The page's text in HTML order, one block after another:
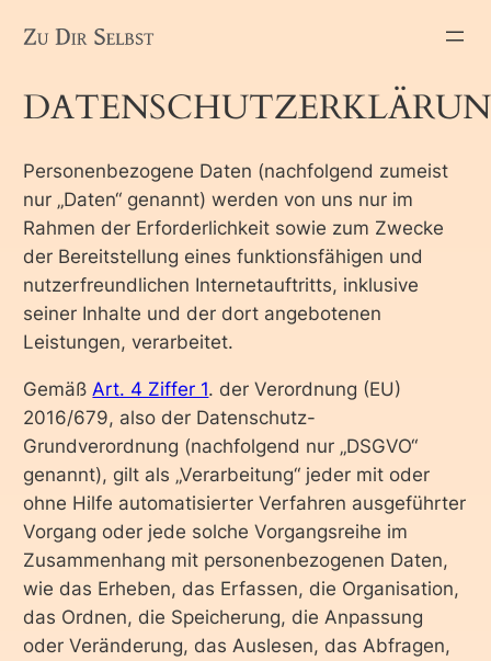
Inhalt
Personenbezogene Daten (nachfolgend zumeist
nur „Daten“ genannt) werden von uns nur im
Rahmen der Erforderlichkeit sowie zum Zwecke
der Bereitstellung eines funktionsfähigen und
nutzerfreundlichen Internetauftritts, inklusive
seiner Inhalte und der dort angebotenen
Leistungen, verarbeitet.
Gemäß Art. 4 Ziffer 1. der Verordnung (EU)
2016/679, also der Datenschutz-
Grundverordnung (nachfolgend nur „DSGVO“
genannt), gilt als „Verarbeitung“ jeder mit oder
ohne Hilfe automatisierter Verfahren ausgeführter
Vorgang oder jede solche Vorgangsreihe im
Zusammenhang mit personenbezogenen Daten,
wie das Erheben, das Erfassen, die Organisation,
das Ordnen, die Speicherung, die Anpassung
oder Veränderung, das Auslesen, das Abfragen,